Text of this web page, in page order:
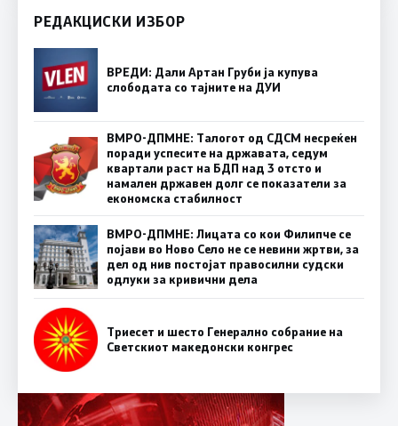
РЕДАКЦИСКИ ИЗБОР
ВРЕДИ: Дали Артан Груби ја купува
слободата со тајните на ДУИ
ВМРО-ДПМНЕ: Талогот од СДСМ несреќен
поради успесите на државата, седум
квартали раст на БДП над 3 отсто и
намален државен долг се показатели за
економска стабилност
ВМРО-ДПМНЕ: Лицата со кои Филипче се
појави во Ново Село не се невини жртви, за
дел од нив постојат правосилни судски
одлуки за кривични дела
Триесет и шесто Генерално собрание на
Светскиот македонски конгрес